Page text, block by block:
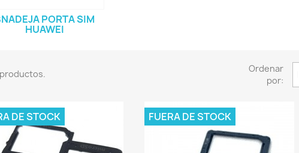
PORTA SIM
HUAWEI
productos.
Ordenar
por:
DE STOCK FUERA DE STOCK